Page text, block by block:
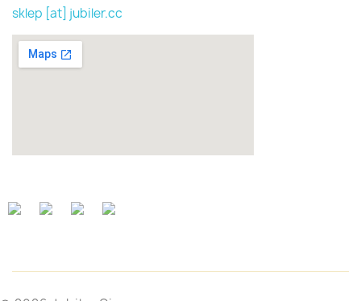
sklep [at] jubiler.cc